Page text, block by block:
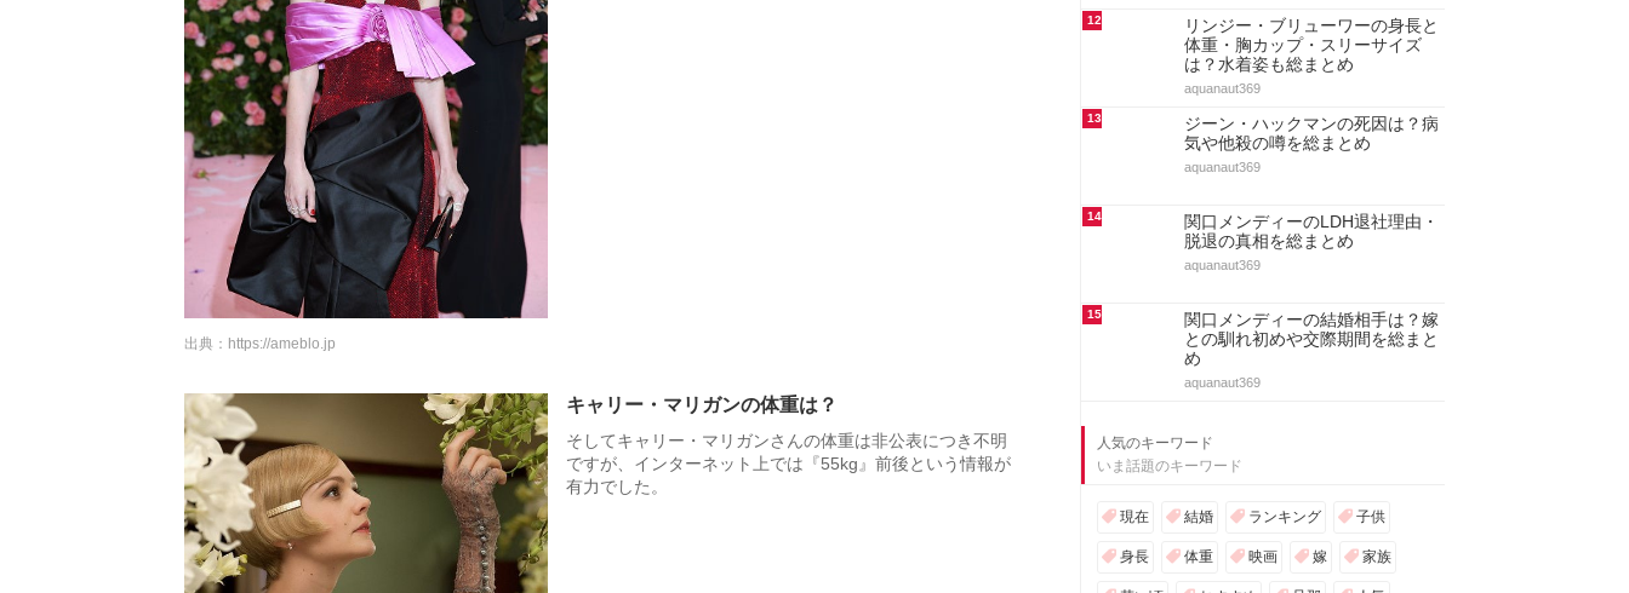
出典： https://ameblo.jp
キャリー・マリガンの体重は？
そしてキャリー・マリガンさんの体重は非公表につき不明
ですが、インターネット上では『55kg』前後という情報が
有力でした。
12
リンジー・ブリューワーの身長と
体重・胸カップ・スリーサイズ
は？水着姿も総まとめ
aquanaut369
13
ジーン・ハックマンの死因は？病
気や他殺の噂を総まとめ
aquanaut369
14
関口メンディーのLDH退社理由・
脱退の真相を総まとめ
aquanaut369
15
関口メンディーの結婚相手は？嫁
との馴れ初めや交際期間を総まと
め
aquanaut369
人気のキーワード
いま話題のキーワード
現在 結婚 ランキング 子供
身長 体重 映画 嫁 家族